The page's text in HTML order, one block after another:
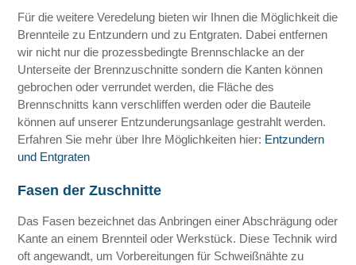
Für die weitere Veredelung bieten wir Ihnen die Möglichkeit die
Brennteile zu Entzundern und zu Entgraten. Dabei entfernen
wir nicht nur die prozessbedingte Brennschlacke an der
Unterseite der Brennzuschnitte sondern die Kanten können
gebrochen oder verrundet werden, die Fläche des
Brennschnitts kann verschliffen werden oder die Bauteile
können auf unserer Entzunderungsanlage gestrahlt werden.
Erfahren Sie mehr über Ihre Möglichkeiten hier: Entzundern
und Entgraten
Fasen der Zuschnitte
Das Fasen bezeichnet das Anbringen einer Abschrägung oder
Kante an einem Brennteil oder Werkstück. Diese Technik wird
oft angewandt, um Vorbereitungen für Schweißnähte zu